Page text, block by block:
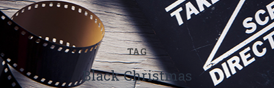
TAG
Black Christmas